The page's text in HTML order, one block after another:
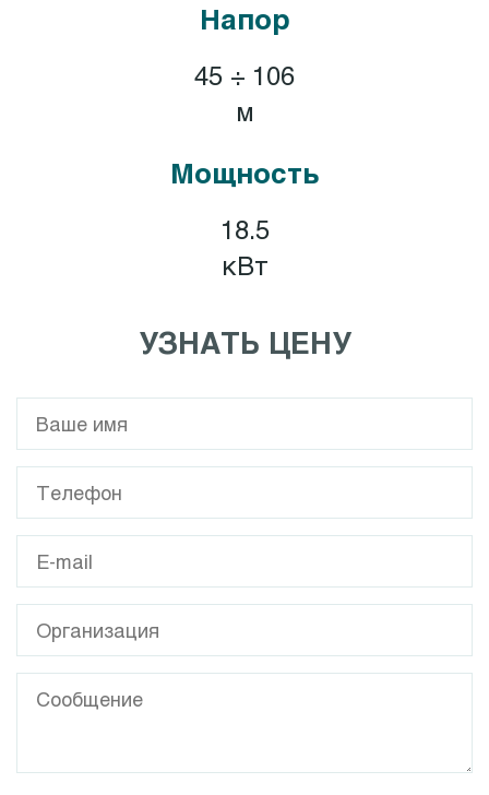
Напор
45 ÷ 106
м
Мощность
18.5
кВт
УЗНАТЬ ЦЕНУ